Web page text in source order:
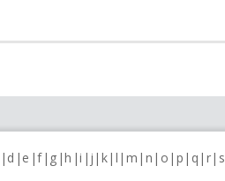
d e f g h i j k l m n o p q r s